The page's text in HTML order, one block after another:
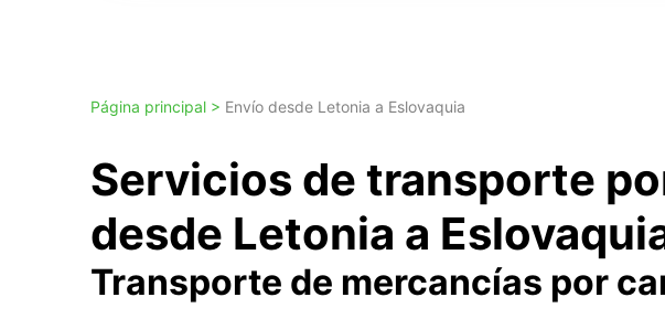
Página principal > Envío desde Letonia a Eslovaquia
Servicios de transporte
desde Letonia a
Transporte de mercancías por